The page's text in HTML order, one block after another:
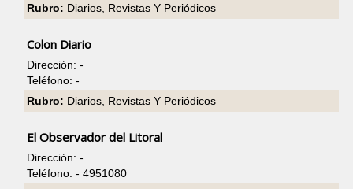
Rubro: Diarios, Revistas Y Periódicos
Colon Diario
Dirección: -
Teléfono: -
Rubro: Diarios, Revistas Y Periódicos
El Observador del Litoral
Dirección: -
Teléfono: - 4951080